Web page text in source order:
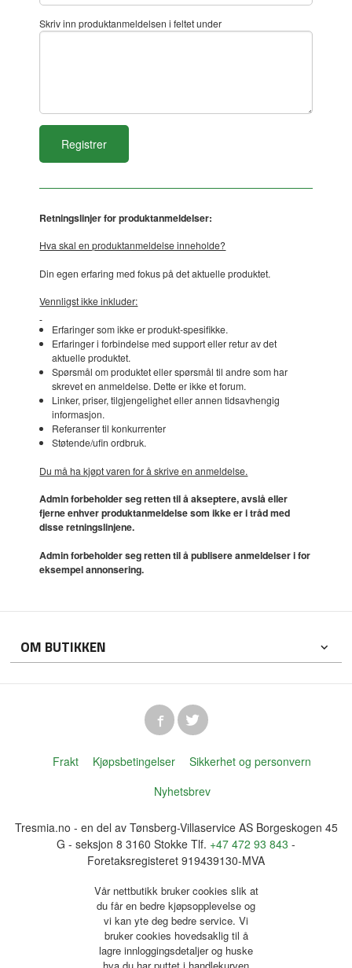
Skriv inn produktanmeldelsen i feltet under
Retningslinjer for produktanmeldelser:
Hva skal en produktanmeldelse inneholde?
Din egen erfaring med fokus på det aktuelle produktet.
Vennligst ikke inkluder:
Erfaringer som ikke er produkt-spesifikke.
Erfaringer i forbindelse med support eller retur av det
aktuelle produktet.
Spørsmål om produktet eller spørsmål til andre som har
skrevet en anmeldelse. Dette er ikke et forum.
Linker, priser, tilgjengelighet eller annen tidsavhengig
informasjon.
Referanser til konkurrenter
Støtende/ufin ordbruk.
Du må ha kjøpt varen for å skrive en anmeldelse.
Admin forbeholder seg retten til å akseptere, avslå eller
fjerne enhver produktanmeldelse som ikke er i tråd med
disse retningslinjene.
Admin forbeholder seg retten til å publisere anmeldelser i for
eksempel annonsering.
OM BUTIKKEN
Frakt Kjøpsbetingelser
Sikkerhet og personvern
Nyhetsbrev
Tresmia.no - en del av Tønsberg-Villaservice AS Borgeskogen 45
G - seksjon 8 3160 Stokke Tlf. +47 472 93 843 -
Foretaksregisteret 919439130-MVA
Vår nettbutikk bruker cookies slik at
du får en bedre kjøpsopplevelse og
vi kan yte deg bedre service. Vi
bruker cookies hovedsaklig til å
lagre innloggingsdetaljer og huske